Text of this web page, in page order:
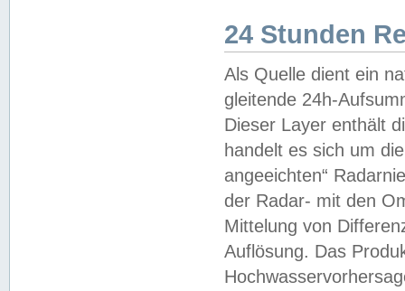
24 Stunden
Als Quelle dient ein
gleitende 24h-
Dieser Layer enthält
handelt es sich um
angeeichten“
der Radar- mit den
Mittelung von
Auflösung. Das